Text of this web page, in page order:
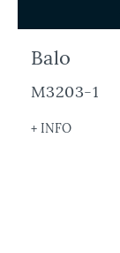
Balo
M3203-1
+ INFO